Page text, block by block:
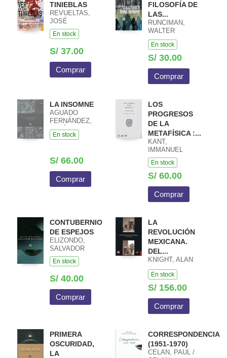
TINIEBLAS
REVUELTAS,
JOSÉ
En stock
S/ 37.00
Comprar
FILOSOFÍA DE
LAS...
RUNCIMAN,
WALTER
GARRISON
En stock
S/ 30.00
Comprar
LA INSOMNE
AGUADO
FERNÁNDEZ,
JESÚS /
CILLERUELO
En stock
S/ 66.00
Comprar
LOS
PROGRESOS
DE LA
METAFÍSICA :...
KANT,
IMMANUEL
En stock
S/ 60.00
Comprar
CONTUBERNIO
DE ESPEJOS
ELIZONDO,
SALVADOR
En stock
S/ 40.00
Comprar
LA
REVOLUCIÓN
MEXICANA.
DEL...
KNIGHT, ALAN
En stock
S/ 156.00
Comprar
PRIMERA
OSCURIDAD,
LA
CORRESPONDENCIA
(1951-1970)
CELAN, PAUL /